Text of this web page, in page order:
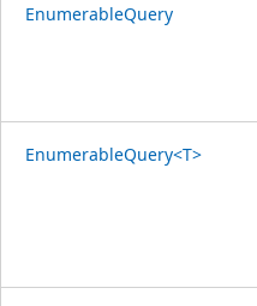
EnumerableQuery
EnumerableQuery<T>